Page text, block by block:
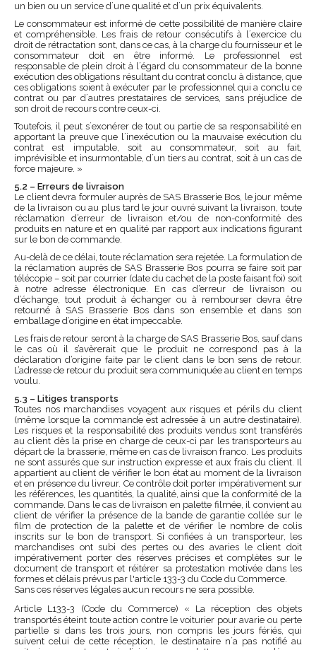
un bien ou un service d´une qualité et d´un prix équivalents.
Le consommateur est informé de cette possibilité de manière claire
et compréhensible. Les frais de retour consécutifs à l´exercice du
droit de rétractation sont, dans ce cas, à la charge du fournisseur et le
consommateur doit en être informé. Le professionnel est
responsable de plein droit à l´égard du consommateur de la bonne
exécution des obligations résultant du contrat conclu à distance, que
ces obligations soient à exécuter par le professionnel qui a conclu ce
contrat ou par d´autres prestataires de services, sans préjudice de
son droit de recours contre ceux-ci.
Toutefois, il peut s´exonérer de tout ou partie de sa responsabilité en
apportant la preuve que l´inexécution ou la mauvaise exécution du
contrat est imputable, soit au consommateur, soit au fait,
imprévisible et insurmontable, d´un tiers au contrat, soit à un cas de
force majeure. »
5.2 – Erreurs de livraison
Le client devra formuler auprès de SAS Brasserie Bos, le jour même
de la livraison ou au plus tard le jour ouvré suivant la livraison, toute
réclamation d’erreur de livraison et/ou de non-conformité des
produits en nature et en qualité par rapport aux indications figurant
sur le bon de commande.
Au-delà de ce délai, toute réclamation sera rejetée. La formulation de
la réclamation auprès de SAS Brasserie Bos pourra se faire soit par
télécopie – soit par courrier (date du cachet de la poste faisant foi) soit
à notre adresse électronique. En cas d’erreur de livraison ou
d’échange, tout produit à échanger ou à rembourser devra être
retourné à SAS Brasserie Bos dans son ensemble et dans son
emballage d’origine en état impeccable.
Les frais de retour seront à la charge de SAS Brasserie Bos, sauf dans
le cas où il s’avèrerait que le produit ne correspond pas à la
déclaration d’origine faite par le client dans le bon sens de retour.
L’adresse de retour du produit sera communiquée au client en temps
voulu.
5.3 – Litiges transports
Toutes nos marchandises voyagent aux risques et périls du client
(même lorsque la commande est adressée à un autre destinataire).
Les risques et la responsabilité des produits vendus sont transférés
au client dès la prise en charge de ceux-ci par les transporteurs au
départ de la brasserie, même en cas de livraison franco. Les produits
ne sont assurés que sur instruction expresse et aux frais du client. Il
appartient au client de vérifier le bon état au moment de la livraison
et en présence du livreur. Ce contrôle doit porter impérativement sur
les références, les quantités, la qualité, ainsi que la conformité de la
commande. Dans le cas de livraison en palette filmée, il convient au
client de vérifier la présence de la bande de garantie collée sur le
film de protection de la palette et de vérifier le nombre de colis
inscrits sur le bon de transport. Si confiées à un transporteur, les
marchandises ont subi des pertes ou des avaries le client doit
impérativement porter des réserves précises et complètes sur le
document de transport et réitérer sa protestation motivée dans les
formes et délais prévus par l'article 133-3 du Code du Commerce.
Sans ces réserves légales aucun recours ne sera possible.
Article L133-3 (Code du Commerce) « La réception des objets
transportés éteint toute action contre le voiturier pour avarie ou perte
partielle si dans les trois jours, non compris les jours fériés, qui
suivent celui de cette réception, le destinataire n´a pas notifié au